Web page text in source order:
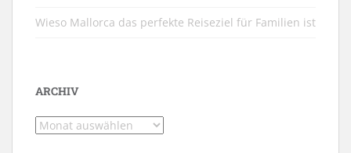
Wieso Mallorca das perfekte Reiseziel für Familien ist
ARCHIV
Archiv